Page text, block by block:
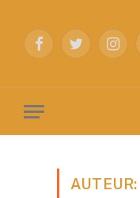
FacebookTwitter
AUTEUR: